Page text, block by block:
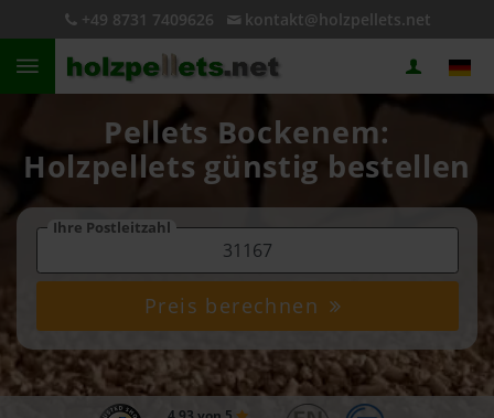
+49 8731 7409626 kontakt@holzpellets.net
Pellets Bockenem:
Holzpellets günstig bestellen
Ihre Postleitzahl
Preis berechnen